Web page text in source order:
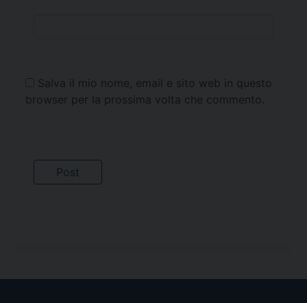
Salva il mio nome, email e sito web in questo
browser per la prossima volta che commento.